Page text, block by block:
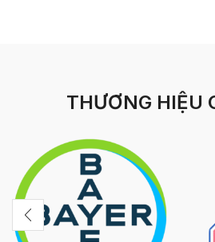
THƯƠNG HIỆU